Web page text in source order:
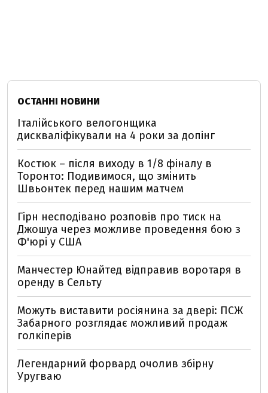
ОСТАННІ НОВИНИ
Італійського велогонщика
дискваліфікували на 4 роки за допінг
Костюк – після виходу в 1/8 фіналу в
Торонто: Подивимося, що змінить
Швьонтек перед нашим матчем
Гірн несподівано розповів про тиск на
Джошуа через можливе проведення бою з
Ф'юрі у США
Манчестер Юнайтед відправив воротаря в
оренду в Сельту
Можуть виставити росіянина за двері: ПСЖ
Забарного розглядає можливий продаж
голкіперів
Легендарний форвард очолив збірну
Уругваю